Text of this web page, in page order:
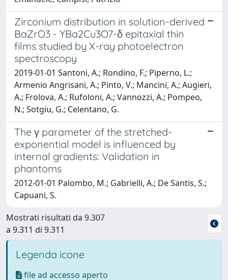
Zirconium distribution in solution-derived
BaZrO3 - YBa2Cu3O7-δ epitaxial thin
films studied by X-ray photoelectron
spectroscopy
2019-01-01 Santoni, A.; Rondino, F.; Piperno, L.;
Armenio Angrisani, A.; Pinto, V.; Mancini, A.; Augieri,
A.; Frolova, A.; Rufoloni, A.; Vannozzi, A.; Pompeo,
N.; Sotgiu, G.; Celentano, G.
The γ parameter of the stretched-
exponential model is influenced by
internal gradients: Validation in
phantoms
2012-01-01 Palombo, M.; Gabrielli, A.; De Santis, S.;
Capuani, S.
Mostrati risultati da 9.307
a 9.311 di 9.311
Legenda icone
file ad accesso aperto